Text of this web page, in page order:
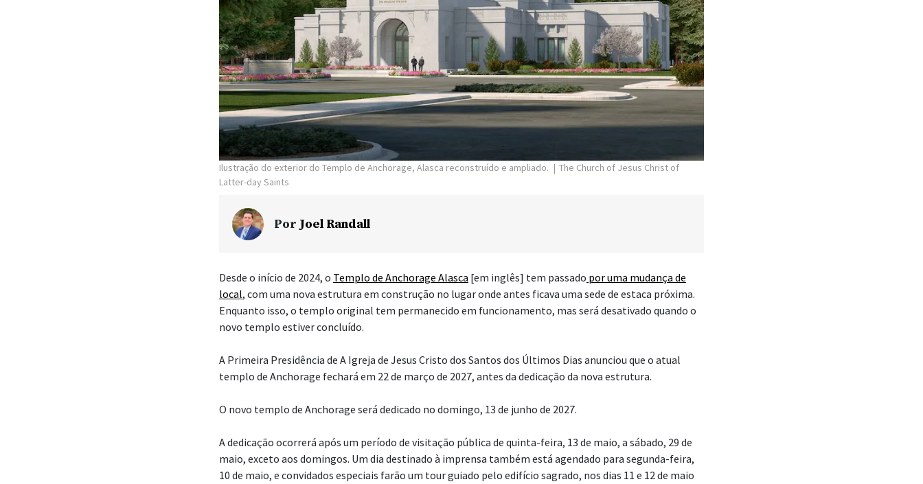
Ilustração do exterior do Templo de Anchorage, Alasca reconstruído e ampliado.
The Church of Jesus Christ of
Latter-day Saints
Por Joel Randall
Desde o início de 2024, o Templo de Anchorage Alasca [em inglês] tem passado por uma mudança de
local, com uma nova estrutura em construção no lugar onde antes ficava uma sede de estaca próxima.
Enquanto isso, o templo original tem permanecido em funcionamento, mas será desativado quando o
novo templo estiver concluído.
A Primeira Presidência de A Igreja de Jesus Cristo dos Santos dos Últimos Dias anunciou que o atual
templo de Anchorage fechará em 22 de março de 2027, antes da dedicação da nova estrutura.
O novo templo de Anchorage será dedicado no domingo, 13 de junho de 2027.
A dedicação ocorrerá após um período de visitação pública de quinta-feira, 13 de maio, a sábado, 29 de
maio, exceto aos domingos. Um dia destinado à imprensa também está agendado para segunda-feira,
10 de maio, e convidados especiais farão um tour guiado pelo edifício sagrado, nos dias 11 e 12 de maio